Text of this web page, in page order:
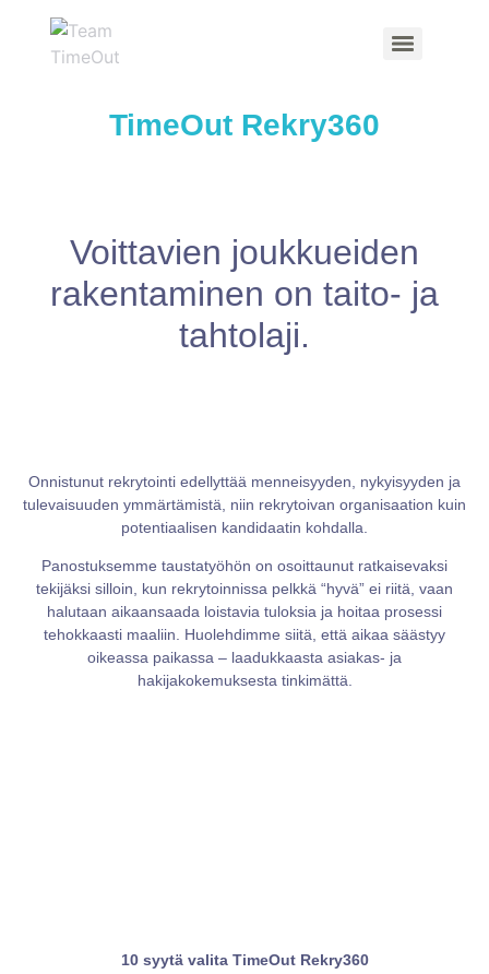
TimeOut Rekry360
Voittavien joukkueiden
rakentaminen on taito- ja
tahtolaji.
Onnistunut rekrytointi edellyttää menneisyyden, nykyisyyden ja
tulevaisuuden ymmärtämistä, niin rekrytoivan organisaation kuin
potentiaalisen kandidaatin kohdalla.
Panostuksemme taustatyöhön on osoittaunut ratkaisevaksi
tekijäksi silloin, kun rekrytoinnissa pelkkä “hyvä” ei riitä, vaan
halutaan aikaansaada loistavia tuloksia ja hoitaa prosessi
tehokkaasti maaliin. Huolehdimme siitä, että aikaa säästyy
oikeassa paikassa – laadukkaasta asiakas- ja
hakijakokemuksesta tinkimättä.
10 syytä valita TimeOut Rekry360